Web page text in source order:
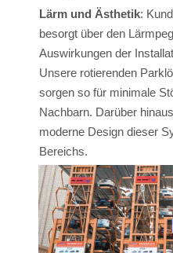
Lärm und Ästhetik:
besorgt über den
Auswirkungen der
Unsere rotierenden
sorgen so für minimale
Nachbarn. Darüber
moderne Design dieser
Bereichs.